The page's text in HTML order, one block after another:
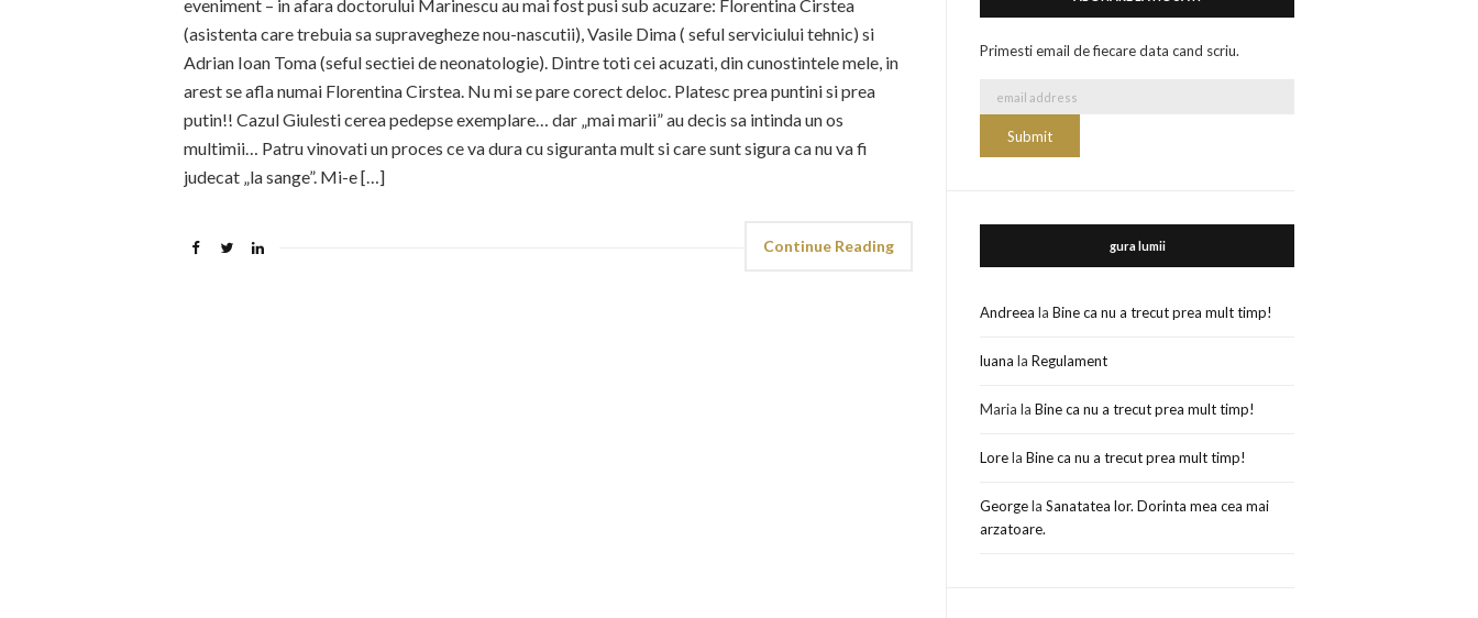
eveniment – in afara doctorului Marinescu au mai fost pusi sub acuzare: Florentina Cirstea
(asistenta care trebuia sa supravegheze nou-nascutii), Vasile Dima ( seful serviciului tehnic) si
Adrian Ioan Toma (seful sectiei de neonatologie). Dintre toti cei acuzati, din cunostintele mele, in
arest se afla numai Florentina Cirstea. Nu mi se pare corect deloc. Platesc prea puntini si prea
putin!! Cazul Giulesti cerea pedepse exemplare… dar „mai marii” au decis sa intinda un os
multimii… Patru vinovati un proces ce va dura cu siguranta mult si care sunt sigura ca nu va fi
judecat „la sange”. Mi-e […]
Continue Reading
Primesti email de fiecare data cand scriu.
gura lumii
Andreea laBine ca nu a trecut prea mult timp!
luana laRegulament
Maria laBine ca nu a trecut prea mult timp!
LorelaBine ca nu a trecut prea mult timp!
GeorgelaSanatatea lor. Dorinta mea cea mai
arzatoare.